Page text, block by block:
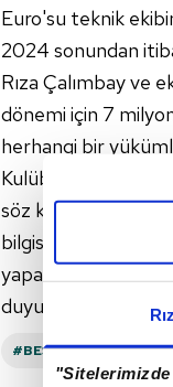
"Sitelerimizde
Euro'su teknik
2024 sonundan
Rıza Çalımbay ve
dönemi için 7
herhangi bir
Kulübümüzün
söz konusu
bilgisine sunarız.
yapanlar ve
duyurusunda
#BEŞIKTAŞ